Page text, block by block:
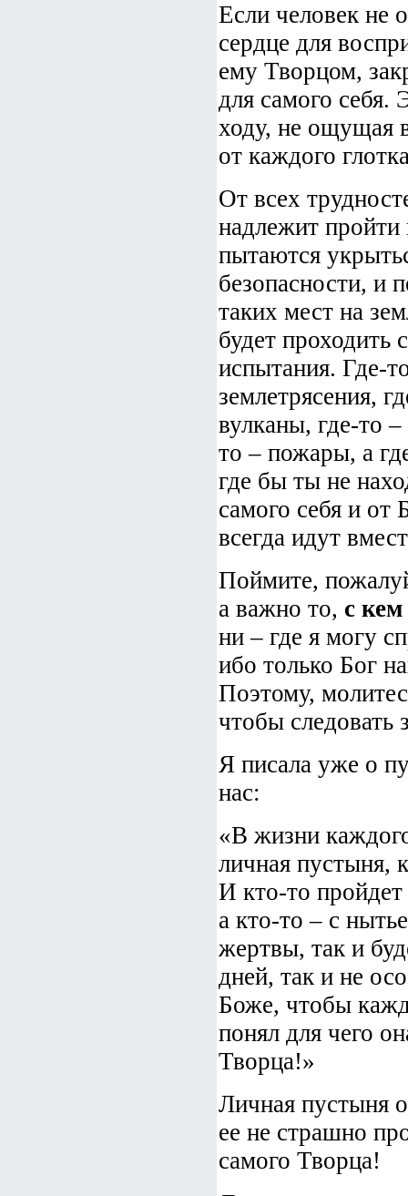
Если человек не
сердце для
ему Творцом,
для самого себя.
ходу, не ощущая
от каждого
От всех
надлежит пройти
пытаются
безопасности, и
таких мест на
будет проходить
испытания. Где-
землетрясения,
вулканы, где-то
то – пожары, а
где бы ты не
самого себя и от
всегда идут
Поймите,
а важно то, с кем
ни – где я могу
ибо только Бог
Поэтому,
чтобы
Я писала уже о
нас:
«В жизни
личная пустыня,
И кто-то пройдет
а кто-то – с
жертвы, так и
дней, так и не
Боже, чтобы
понял для чего
Творца!»
Личная пустыня
ее не страшно
самого Творца!